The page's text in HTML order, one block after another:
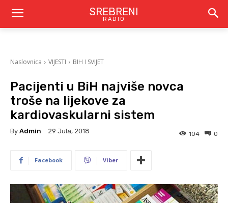
SREBRENI
RADIO
Naslovnica VIJESTI BIH I SVIJET
Pacijenti u BiH najviše novca
troše na lijekove za
kardiovaskularni sistem
By Admin 29 Jula, 2018 0
104
Facebook Viber